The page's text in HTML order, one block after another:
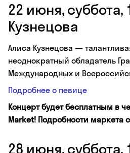
22 июня, суббота,
Кузнецова
Алиса Кузнецова —
неоднократный обладатель
Международных и
Подробнее о певице
Концерт будет бесплатным в
Market! Подробности маркета
28 июня, суббота,